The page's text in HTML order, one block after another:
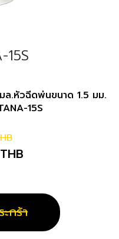
15S
.หัวฉีดพ่นขนาด 1.5 มม.
15S
THB
กร้า